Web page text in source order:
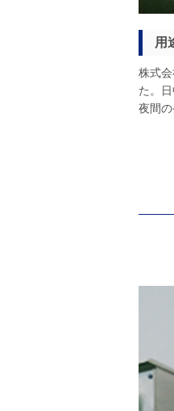
用
株式
た。
夜間